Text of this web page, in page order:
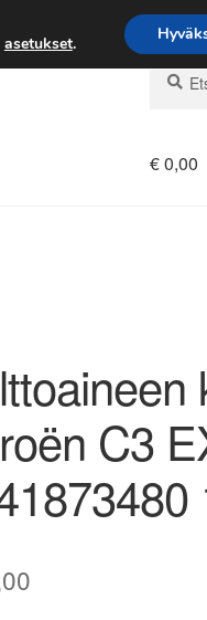
Etsi:
Haku
€0,00
C3
asetukset.